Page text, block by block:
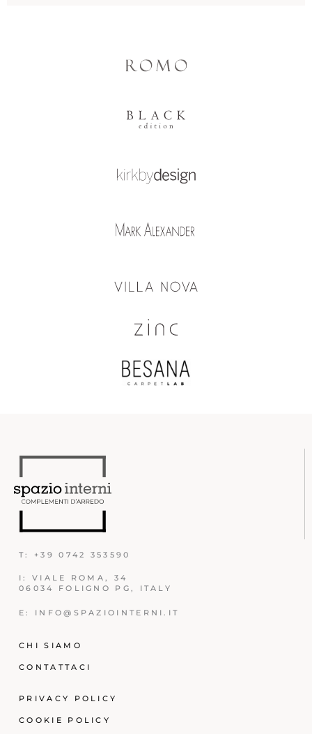
T: +39 0742 353590
I: VIALE ROMA, 34
06034 FOLIGNO PG, ITALY
E: INFO@SPAZIOINTERNI.IT
CHI SIAMO
CONTATTACI
PRIVACY POLICY
COOKIE POLICY